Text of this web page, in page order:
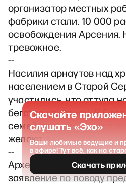
организатор местных
фабрики стали. 10 000
освобождения Арсения.
тревожное.
--
Насилия арнаутов над
населением в Старой
участились, что оттуда
бегство христиан. В
семейств и ожидается
желают эмигрировать в
--
Археологическое
заявление по поводу
Скачайте
слушать «Эхо»
Ваши любимые ведущие и
в эфире! Тут всё, как на
Скачать